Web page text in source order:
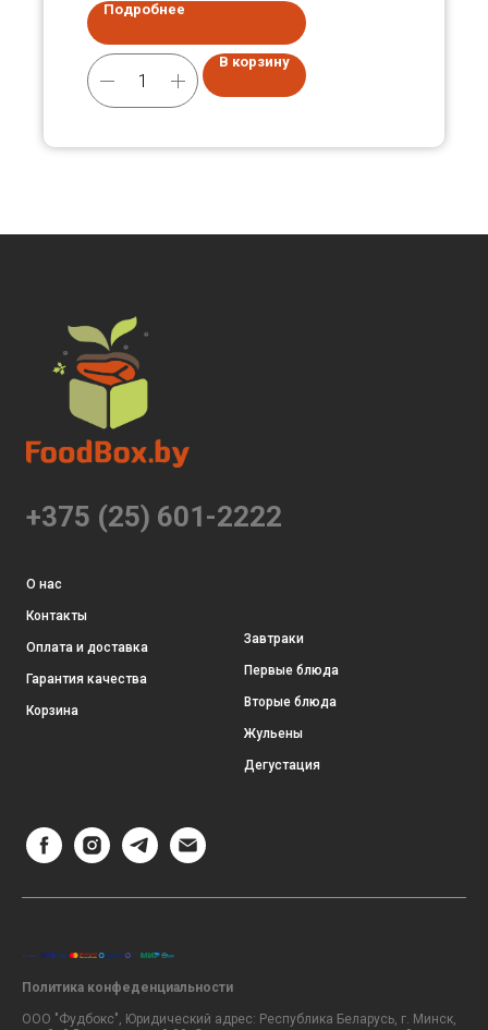
Подробнее
В корзину
+375 (25) 601-2222
О нас
Контакты
Оплата и доставка
Гарантия качества
Корзина
Завтраки
Первые блюда
Вторые блюда
Жульены
Дегустация
Политика конфеденциальности
ООО "Фудбокс", Юридический адрес: Республика Беларусь, г. Минск,